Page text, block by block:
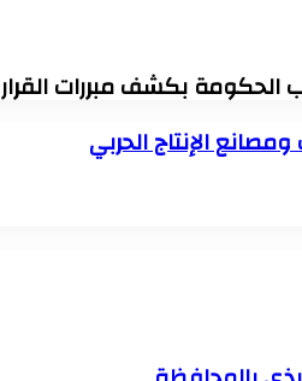
الحكومة بكشف مبررات القرار
الإنتاج الحربي